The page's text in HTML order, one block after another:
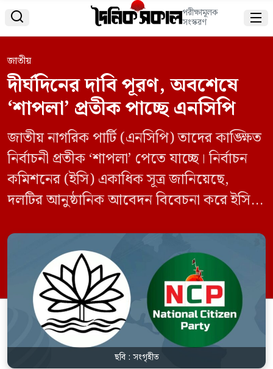
 পরীক্ষামূলক
সংস্করণ 
জাতীয়
দীর্ঘদিনের দাবি পূরণ, অবশেষে
‘শাপলা’ প্রতীক পাচ্ছে এনসিপি
জাতীয় নাগরিক পার্টি (এনসিপি) তাদের কাঙ্ক্ষিত
নির্বাচনী প্রতীক ‘শাপলা’ পেতে যাচ্ছে। নির্বাচন
কমিশনের (ইসি) একাধিক সূত্র জানিয়েছে,
দলটির আনুষ্ঠানিক আবেদন বিবেচনা করে ইসি
করার সিদ্ধান্ত নিয়েছে। ইসির সাম্প্রতিক প্রকাশিত
গেজেটে ‘শাপলা’ প্রতীকটি না থাকলেও,
এনসিপির আবেদনের প্রেক্ষিতে বিষয়টি
পুনর্বিবেচনা করা হচ্ছে বলে জানা গেছে।
কমিশনের একজন কর্মকর্তা বলেন, “দলটি […]
ছবি : সংগৃহীত